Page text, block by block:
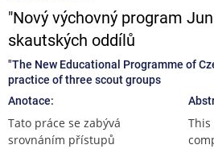
"Nový výchovný program
skautských oddílů
"The New Educational Programme of
practice of three scout groups
Anotace:
Tato práce se zabývá
srovnáním přístupů
This